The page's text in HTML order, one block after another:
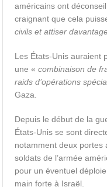
américains ont
craignant que cela
civils et attiser
Les États-Unis auraient
une «combinaison de
raids d’opérations
Gaza.
Depuis le début de la
États-Unis se sont
notamment deux portes
soldats de l’armée
pour un éventuel
main forte à Israël.